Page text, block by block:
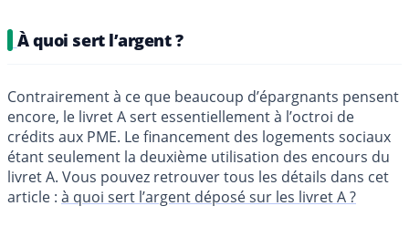
À quoi sert l’argent ?
Contrairement à ce que beaucoup d’épargnants pensent
encore, le livret A sert essentiellement à l’octroi de
crédits aux PME. Le financement des logements sociaux
étant seulement la deuxième utilisation des encours du
livret A. Vous pouvez retrouver tous les détails dans cet
article : à quoi sert l’argent déposé sur les livret A ?